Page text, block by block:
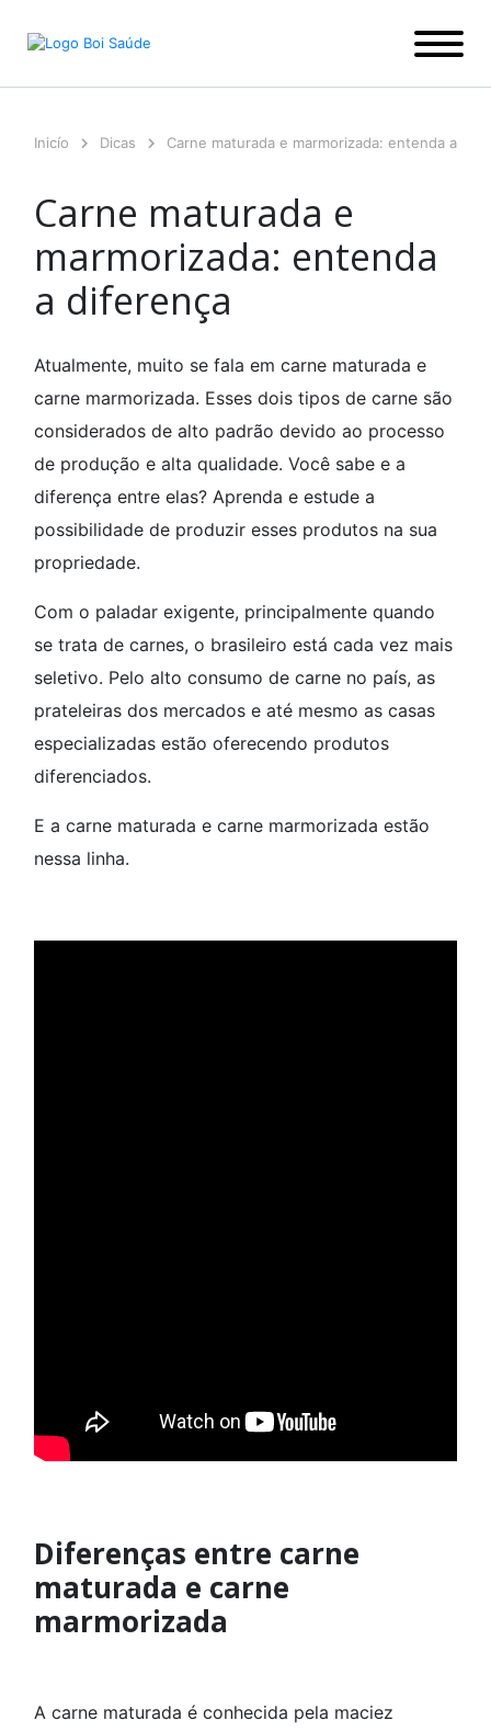
para
Inicío Dicas Carne maturada e marmorizada: entenda a
Carne maturada e
marmorizada: entenda
a diferença
Atualmente, muito se fala em carne maturada e
carne marmorizada. Esses dois tipos de carne são
considerados de alto padrão devido ao processo
de produção e alta qualidade. Você sabe e a
diferença entre elas? Aprenda e estude a
possibilidade de produzir esses produtos na sua
propriedade.
Com o paladar exigente, principalmente quando
se trata de carnes, o brasileiro está cada vez mais
seletivo. Pelo alto consumo de carne no país, as
prateleiras dos mercados e até mesmo as casas
especializadas estão oferecendo produtos
diferenciados.
E a carne maturada e carne marmorizada estão
nessa linha.
Diferenças entre carne
maturada e carne
marmorizada
A carne maturada é conhecida pela maciez